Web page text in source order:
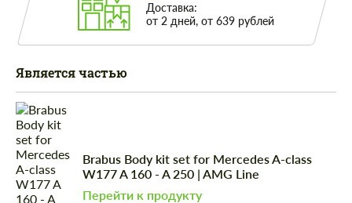
Доставка:
от 2 дней, от 639 рублей
Является частью
Brabus Body kit set for Mercedes A-class
W177 A 160 - A 250 | AMG Line
Перейти к продукту